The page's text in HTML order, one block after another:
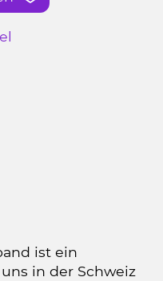
ist ein
in der Schweiz